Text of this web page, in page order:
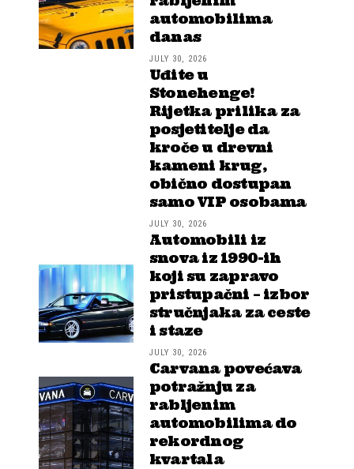
automobilima
danas
JULY 30, 2026
Uđite u
Stonehenge!
Rijetka prilika za
posjetitelje da
kroče u drevni
kameni krug,
obično dostupan
samo VIP osobama
JULY 30, 2026
Automobili iz
snova iz 1990-ih
koji su zapravo
pristupačni – izbor
stručnjaka za ceste
i staze
JULY 30, 2026
Carvana povećava
potražnju za
rabljenim
automobilima do
rekordnog
kvartala